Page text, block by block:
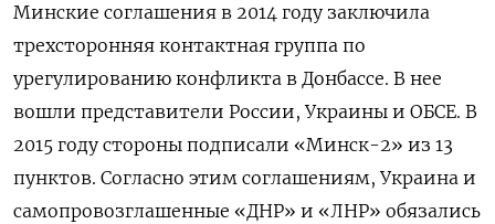
Минские соглашения в 2014 году заключила
трехсторонняя контактная группа по
урегулированию конфликта в Донбассе. В нее
вошли представители России, Украины и ОБСЕ. В
2015 году стороны подписали «Минск-2» из 13
пунктов. Согласно этим соглашениям, Украина и
самопровозглашенные «ДНР» и «ЛНР» обязались